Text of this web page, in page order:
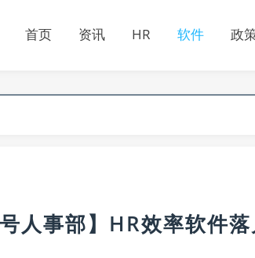
首页 资讯 HR 软件 政
人事部】HR效率软件